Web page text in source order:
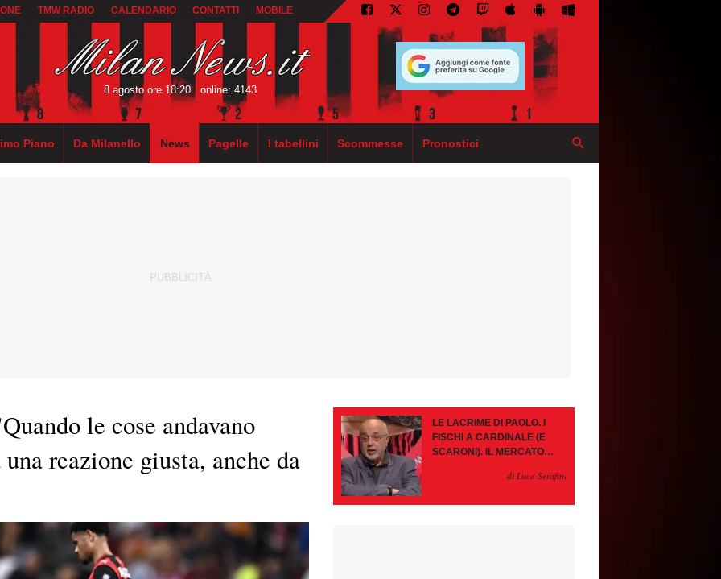
TMW RADIO CALENDARIO CONTATTI MOBILE
8 agosto ore 18:20 online: 4143
Piano Da Milanello News Pagelle I tabellini Scommesse Pronostici
le cose andavano
reazione giusta, anche da
LE LACRIME DI PAOLO. I
FISCHI A CARDINALE (E
SCARONI). IL MERCATO
PAZIENZA, SE RESTA È
di Luca Serafini